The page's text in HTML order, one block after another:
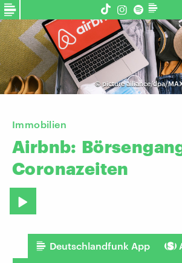
©picture alliance/dpa/
Immobilien
Airbnb:
Coronazeiten
Deutschlandfunk App